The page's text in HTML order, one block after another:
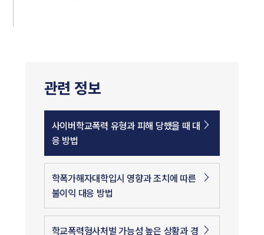
관련 정보
사이버학교폭력 유형과 피해 당했을 때 대
응 방법
학폭가해자대학입시 영향과 조치에 따른
불이익 대응 방법
학교폭력형사처벌 가능성 높은 상황과 경